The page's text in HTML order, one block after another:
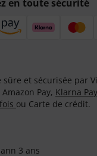
en toute sécurité
sûre et sécurisée par
Amazon Pay, Klarna
ou Carte de crédit.
3 ans